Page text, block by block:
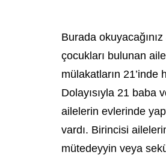
Burada
çocukları bulunan
mülakatların
Dolayısıyla 21 baba
ailelerin evlerinde
vardı. Birincisi
mütedeyyin veya